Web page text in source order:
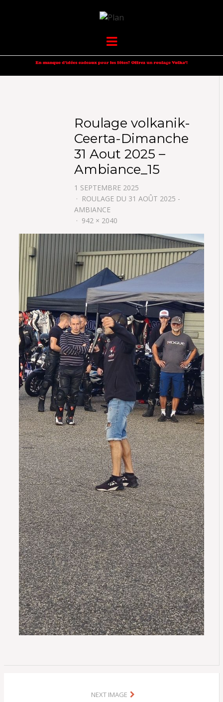
VOLKANIK-
ENDURANCE
Menu
Roulage volkanik-
Ceerta-Dimanche
31 Aout 2025 –
Ambiance_15
1 SEPTEMBRE 2025
ROULAGE DU 31 AOÛT 2025 -
AMBIANCE
942 × 2040
NEXT IMAGE